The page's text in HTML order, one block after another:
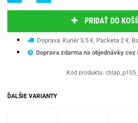
PRIDAŤ DO
Doprava: Kuriér 3,5 €, Packeta 2 €,
Doprava zdarma na objednávky cez
Kód produktu: chlap_p105
ĎALŠIE VARIANTY